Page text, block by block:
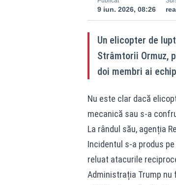
9 iun. 2026, 08:26
Un elicopter de
Strâmtorii Ormuz,
doi membri ai
Nu este clar dacă
mecanică sau s-a
La rândul său, agenția
Incidentul s-a produs
reluat atacurile
Administrația Trump